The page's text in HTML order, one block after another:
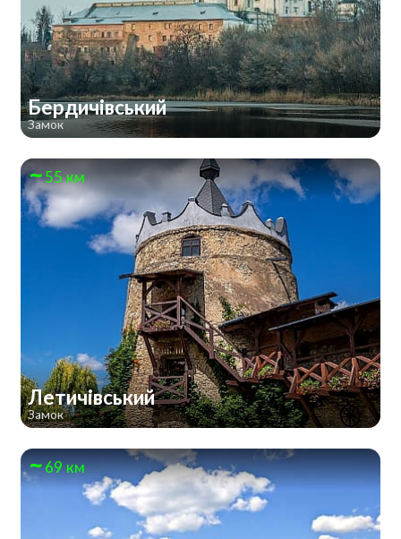
Бердичівський
Замок
55 км
Летичівський
Замок
69 км